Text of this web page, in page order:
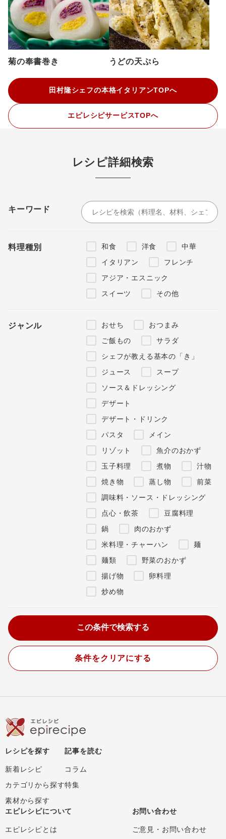
菊の奉書巻き うどの天ぷら
田村隆シェフの本格イタリアンTOPへ
エピレシピサービスTOPへ
レシピ詳細検索
キーワード
料理種別 和食 洋食
中華
イタリアン
フレンチ
アジア・エスニック
スイーツ
その他
ジャンル おせち
おつまみ
ご飯もの
サラダ
シェフが教える基本の「き」
ジュース
スープ
ソース＆ドレッシング
デザート
デザート・ドリンク
パスタ
メイン
リゾット
魚介のおかず
玉子料理
煮物
汁物
焼き物
蒸し物
前菜
調味料・ソース・ドレッシング
点心・飲茶
豆腐料理
鍋
肉のおかず
米料理・チャーハン
麺
麺類
野菜のおかず
揚げ物
卵料理
炒め物
条件をクリアにする
レシピを探す
新着レシピ
カテゴリから探す
素材から探す
記事を読む
コラム
特集
エピレシピについて
エピレシピとは
お問い合わせ
ご意見・お問い合わせ